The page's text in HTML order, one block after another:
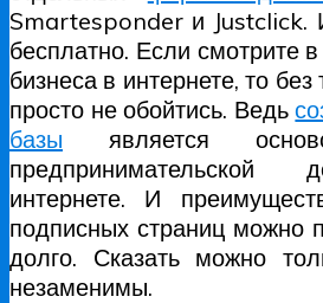
Smartesponder и Justclick.
бесплатно. Если смотрите
бизнеса в интернете, то
просто не обойтись. Ведь
базы является
предпринимательской
интернете. И
подписных страниц можно
долго. Сказать можно
незаменимы.